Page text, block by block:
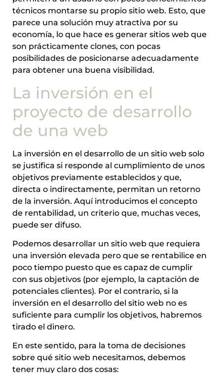
técnicos montarse su propio sitio web. Esto, que
parece una solución muy atractiva por su
economía, lo que hace es generar sitios web que
son prácticamente clones, con pocas
posibilidades de posicionarse adecuadamente
para obtener una buena visibilidad.
La inversión en el
proyecto de desarrollo
de una web
La inversión en el desarrollo de un sitio web solo
se justifica si responde al cumplimiento de unos
objetivos previamente establecidos y que,
directa o indirectamente, permitan un retorno
de la inversión. Aquí introducimos el concepto
de rentabilidad, un criterio que, muchas veces,
puede ser difuso.
Podemos desarrollar un sitio web que requiera
una inversión elevada pero que se rentabilice en
poco tiempo puesto que es capaz de cumplir
con sus objetivos (por ejemplo, la captación de
potenciales clientes). Por el contrario, si la
inversión en el desarrollo del sitio web no es
suficiente para cumplir los objetivos, habremos
tirado el dinero.
En este sentido, para la toma de decisiones
sobre qué sitio web necesitamos, debemos
tener muy claro dos cosas: